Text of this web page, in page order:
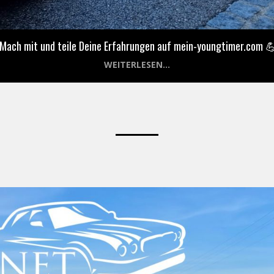
mit und teile Deine Erfahrungen auf mein-youngtimer.com
WEITERLESEN...